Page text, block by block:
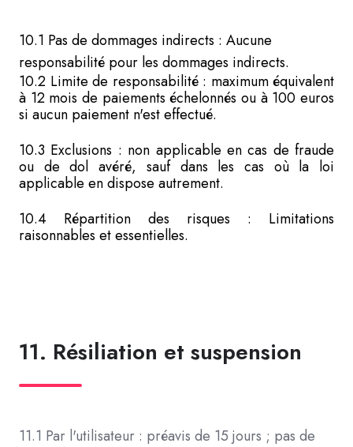
10.1 Pas de dommages indirects : Aucune
responsabilité pour les dommages indirects.
10.2 Limite de responsabilité : maximum équivalent
à 12 mois de paiements échelonnés ou à 100 euros
si aucun paiement n'est effectué.
10.3 Exclusions : non applicable en cas de fraude
ou de dol avéré, sauf dans les cas où la loi
applicable en dispose autrement.
10.4 Répartition des risques : Limitations
raisonnables et essentielles.
11. Résiliation et suspension
11.1 Par l'utilisateur : préavis de 15 jours ; pas de